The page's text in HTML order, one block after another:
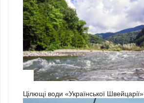
Цілющі води «Української Швейцарії»